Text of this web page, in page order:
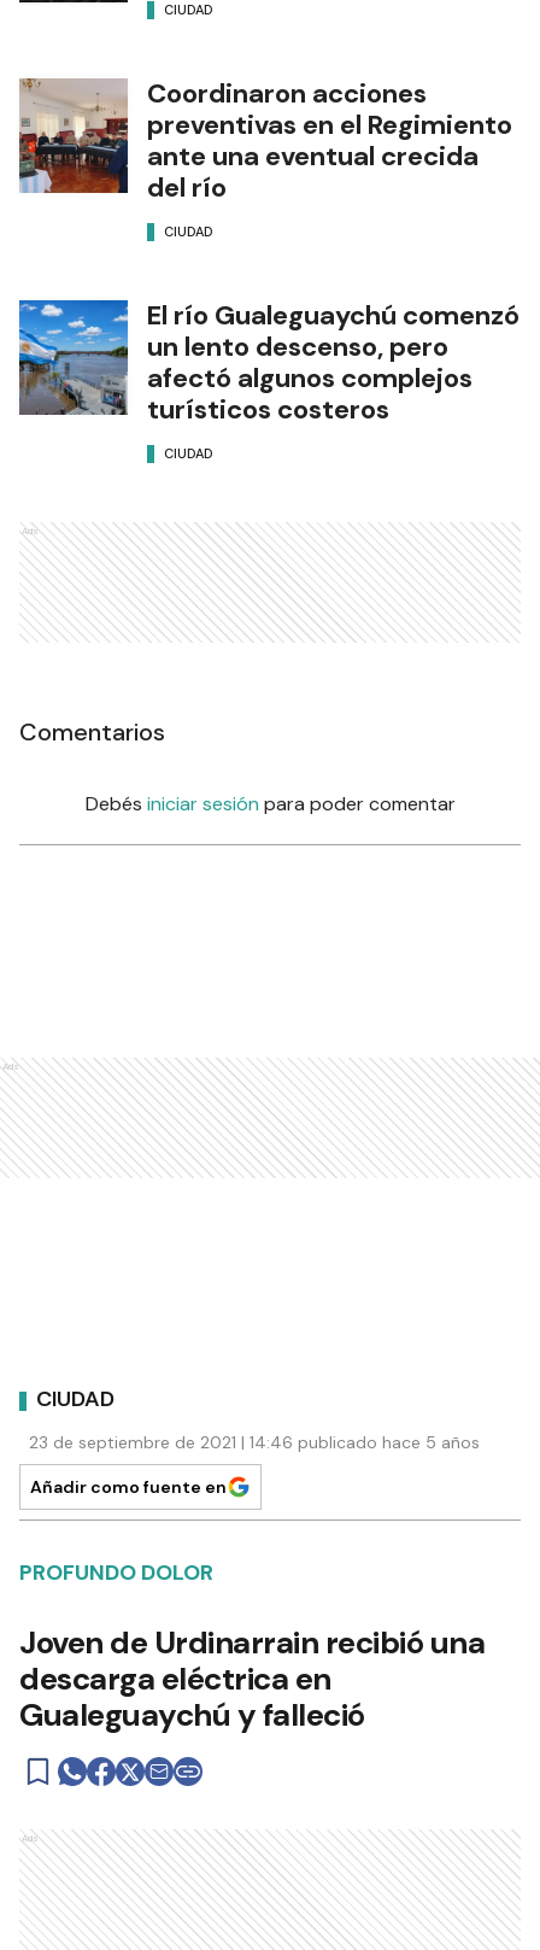
CIUDAD
Coordinaron acciones
preventivas en el Regimiento
ante una eventual crecida
del río
CIUDAD
El río Gualeguaychú comenzó
un lento descenso, pero
afectó algunos complejos
turísticos costeros
CIUDAD
Ads
Comentarios
Debés iniciar sesión para poder comentar
Ads
CIUDAD
23 de septiembre de 2021 | 14:46 publicado hace 5 años
Añadir como fuente en
PROFUNDO DOLOR
Joven de Urdinarrain recibió una
descarga eléctrica en
Gualeguaychú y falleció
Ads